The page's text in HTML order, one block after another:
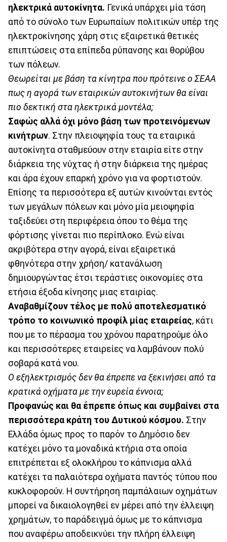
ηλεκτρικά αυτοκίνητα. Γενικά υπάρχει μία τάση
από το σύνολο των Ευρωπαίων πολιτικών υπέρ της
ηλεκτροκίνησης χάρη στις εξαιρετικά θετικές
επιπτώσεις στα επίπεδα ρύπανσης και θορύβου
των πόλεων.
Θεωρείται με βάση τα κίνητρα που πρότεινε ο ΣΕΑΑ
πως η αγορά των εταιρικών αυτοκινήτων θα είναι
πιο δεκτική στα ηλεκτρικά μοντέλα;
Σαφώς αλλά όχι μόνο βάση των προτεινόμενων
κινήτρων. Στην πλειοψηφία τους τα εταιρικά
αυτοκίνητα σταθμεύουν στην εταιρία είτε στην
διάρκεια της νύχτας ή στην διάρκεια της ημέρας
και άρα έχουν επαρκή χρόνο για να φορτιστούν.
Επίσης τα περισσότερα εξ αυτών κινούνται εντός
των μεγάλων πόλεων και μόνο μία μειοψηφία
ταξιδεύει στη περιφέρεια όπου το θέμα της
φόρτισης γίνεται πιο περίπλοκο. Ενώ είναι
ακριβότερα στην αγορά, είναι εξαιρετικά
φθηνότερα στην χρήση/ κατανάλωση
δημιουργώντας έτσι τεράστιες οικονομίες στα
ετήσια έξοδα κίνησης μιας εταιρίας.
Αναβαθμίζουν τέλος με πολύ αποτελεσματικό
τρόπο το κοινωνικό προφίλ μίας εταιρείας, κάτι
που με το πέρασμα του χρόνου παρατηρούμε όλο
και περισσότερες εταιρείες να λαμβάνουν πολύ
σοβαρά κατά νου.
Ο εξηλεκτρισμός δεν θα έπρεπε να ξεκινήσει από τα
κρατικά οχήματα με την ευρεία έννοια;
Προφανώς και θα έπρεπε όπως και συμβαίνει στα
περισσότερα κράτη του Δυτικού κόσμου. Στην
Ελλάδα όμως προς το παρόν το Δημόσιο δεν
κατέχει μόνο τα μοναδικά κτήρια στα οποία
επιτρέπεται εξ ολοκλήρου το κάπνισμα αλλά
κατέχει τα παλαιότερα οχήματα παντός τύπου που
κυκλοφορούν. Η συντήρηση παμπάλαιων οχημάτων
μπορεί να δικαιολογηθεί εν μέρει από την έλλειψη
χρημάτων, το παράδειγμά όμως με το κάπνισμα
που αναφέρω αποδεικνύει την πλήρη έλλειψη